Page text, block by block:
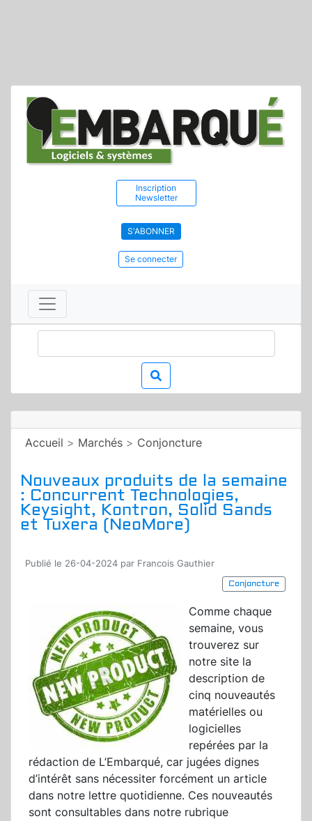
Inscription
Newsletter
S'ABONNER
Se connecter
Accueil > Marchés > Conjoncture
Nouveaux produits de la semaine
: Concurrent Technologies,
Keysight, Kontron, Solid Sands
et Tuxera (NeoMore)
Publié le 26-04-2024 par Francois Gauthier
Conjoncture
Comme chaque
semaine, vous
trouverez sur
notre site la
description de
cinq nouveautés
matérielles ou
logicielles
repérées par la
rédaction de L’Embarqué, car jugées dignes
d’intérêt sans nécessiter forcément un article
dans notre lettre quotidienne. Ces nouveautés
sont consultables dans notre rubrique